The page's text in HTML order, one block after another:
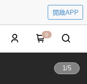
開啟APP
0
1/5